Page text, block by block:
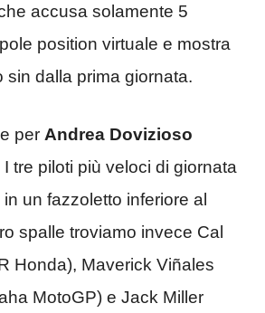
accusa solamente 5
position virtuale e mostra
sin dalla prima giornata.
per Andrea Dovizioso
tre piloti più veloci di giornata
un fazzoletto inferiore al
spalle troviamo invece Cal
Honda), Maverick Viñales
MotoGP) e Jack Miller